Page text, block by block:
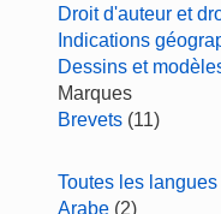
Droit d'auteur et
Indications
Dessins et
Marques
Brevets (11)
Toutes les langues
Arabe (2)